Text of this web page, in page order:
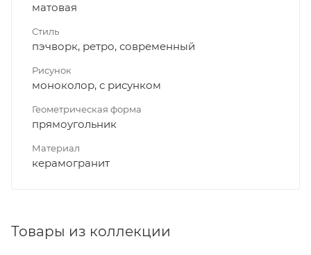
матовая
Стиль
пэчворк, ретро, современный
Рисунок
моноколор, с рисунком
Геометрическая форма
прямоугольник
Материал
керамогранит
Товары из коллекции